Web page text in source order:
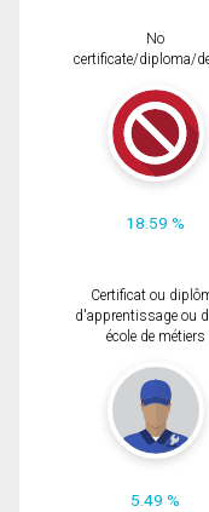
No
certificate/diploma/
18.59 %
Certificat ou
d'apprentissage ou
école de métiers
5.49 %